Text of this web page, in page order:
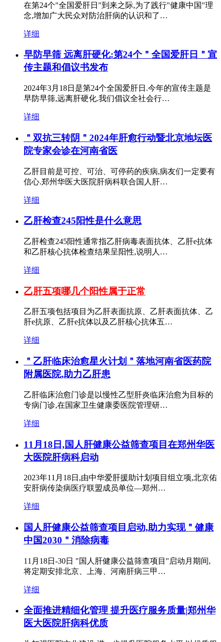
在第24个"全国爱肝日"到来之际,为了践行"健康中国"理
念,增加广大民众对防治肝病的认识和了…
详细
早防早筛 远离肝硬化:第24个＂全国爱肝日＂宣
传主题和倡议书发布
2024年3月18日是第24个全国爱肝日.今年的宣传主题是
早防早筛,远离肝硬化.我们倡议全社会行…
详细
＂双抗三转阴＂2024年肝愈行动暨北京地坛医
院专家会诊在河南省医
乙肝目前是可控、可治、可停药的疾病,病友们一定要有
信心.郑州华医大医院肝病科联合国人肝…
详细
乙肝检查245阳性是什么意思
乙肝检查245阳性通常指乙肝病毒表面抗体、乙肝e抗体
和乙肝核心抗体检查结果呈阳性,说明人…
详细
乙肝五项哪几个阳性属于正常
乙肝五项包括项目为乙肝表面抗原、乙肝表面抗体、乙
肝e抗原、乙肝e抗体以及乙肝核心抗体五…
详细
＂乙肝临床治愈星火计划＂落地河南省医药院
附属医院,助力乙肝患
乙肝临床治愈门诊是以慢性乙型肝炎临床治愈为目标的
专病门诊,在国家卫生健康委医院管理研…
详细
11月18日,国人肝健康公益筛查项目在郑州华医
大医院肝病科启动
2023年11月18日,由中华爱肝援助计划项目组立项,北京佑
安肝病传染病医疗联盟成员单位—郑州…
详细
国人肝健康公益筛查项目启动,助力实现＂健康
中国2030＂消除病毒
11月18日-30日 "国人肝健康公益筛查项目"启动月期间,
将定期安排北京、上海、河南肝病三甲…
详细
全面推进精细化管理 提升医疗服务质量|郑州华
医大医院肝病科优质